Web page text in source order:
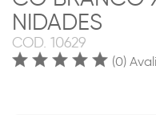
NIDADES
COD. 10629
(0)